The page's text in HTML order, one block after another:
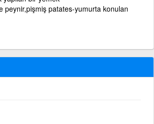
peynir,pişmiş patates-yumurta konulan